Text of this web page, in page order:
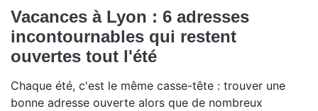
Vacances à Lyon : 6 adresses
incontournables qui restent
ouvertes tout l'été
Chaque été, c'est le même casse-tête : trouver une
bonne adresse ouverte alors que de nombreux